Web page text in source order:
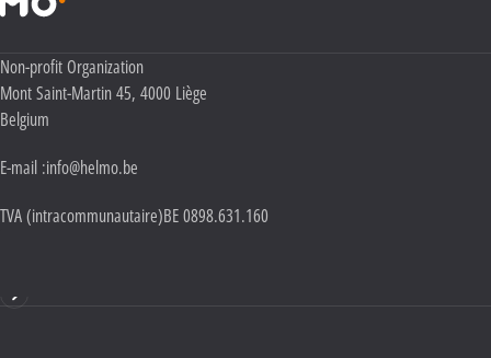
Adresse :
Non-profit Organization
Mont Saint-Martin 45, 4000 Liège
Belgium
E-mail :info@helmo.be
TVA (intracommunautaire)BE 0898.631.160